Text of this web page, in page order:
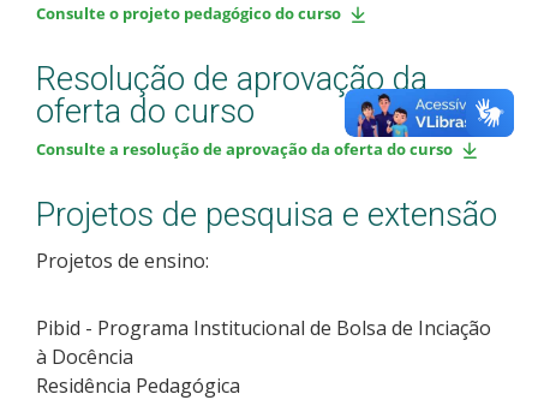
Consulte o projeto pedagógico do curso
Resolução de aprovação da
oferta do curso
Consulte a resolução de aprovação da oferta do curso
Projetos de pesquisa e extensão
Projetos de ensino:
Pibid - Programa Institucional de Bolsa de Inciação
à Docência
Residência Pedagógica